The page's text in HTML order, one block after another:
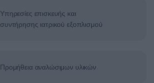
Υπηρεσίες επισκευής και
συντήρησης ιατρικού εξοπλισμού
Προμήθεια αναλώσιμων υλικών